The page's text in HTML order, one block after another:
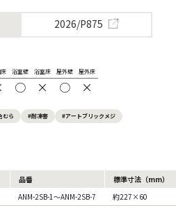
2026/P875
浴室壁
○
浴室床
×
屋外壁
○
屋外床
×
むら #耐凍害 #アートブリックメジ
品番
標準寸法（mm）
ANM-2SB-1～ANM-2SB-7
約227×60